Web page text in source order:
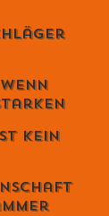
Lukas
kein